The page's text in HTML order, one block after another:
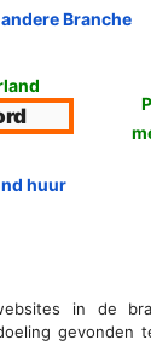
Branche
huur
in de
gevonden